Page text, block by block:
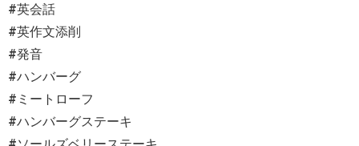
#英会話
#英作文添削
#発音
#ハンバーグ
#ミートローフ
#ハンバーグステーキ